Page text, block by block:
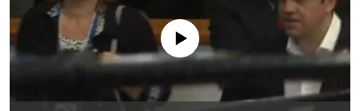
No media source currently available